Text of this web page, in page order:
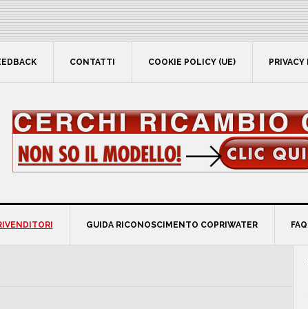
CONTATTI COOKIE POLICY (UE)
GUIDA RICONOSCIMENTO COPRIWATER FAQ